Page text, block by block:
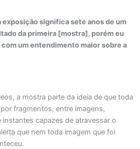
exposição significa sete anos de um
da primeira [mostra], porém eu
um entendimento maior sobre a
a mostra parte da ideia de que toda
fragmentos, entre imagens,
instantes capazes de atravessar o
que nem toda imagem que foi